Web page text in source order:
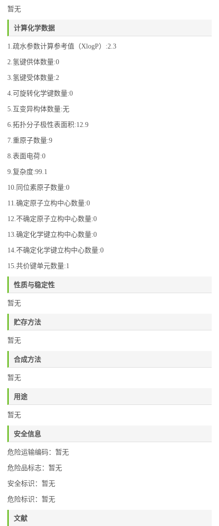
暂无
计算化学数据
1.疏水参数计算参考值（XlogP）:2.3
2.氢键供体数量:0
3.氢键受体数量:2
4.可旋转化学键数量:0
5.互变异构体数量:无
6.拓扑分子极性表面积:12.9
7.重原子数量:9
8.表面电荷:0
9.复杂度:99.1
10.同位素原子数量:0
11.确定原子立构中心数量:0
12.不确定原子立构中心数量:0
13.确定化学键立构中心数量:0
14.不确定化学键立构中心数量:0
15.共价键单元数量:1
性质与稳定性
暂无
贮存方法
暂无
合成方法
暂无
用途
暂无
安全信息
危险运输编码：暂无
危险品标志：暂无
安全标识：暂无
危险标识：暂无
文献